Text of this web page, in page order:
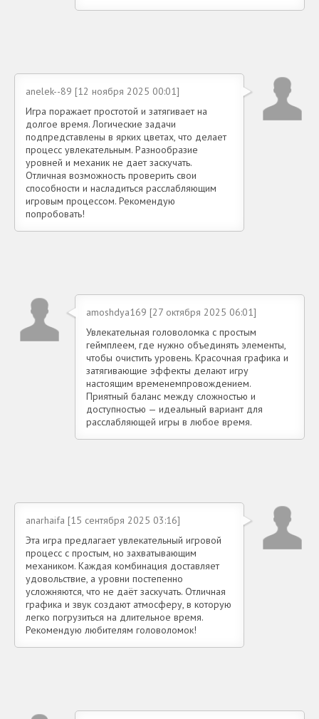
anelek--89 [12 ноября 2025 00:01]
Игра поражает простотой и затягивает на
долгое время. Логические задачи
подпредставлены в ярких цветах, что делает
процесс увлекательным. Разнообразие
уровней и механик не дает заскучать.
Отличная возможность проверить свои
способности и насладиться расслабляющим
игровым процессом. Рекомендую
попробовать!
amoshdya169 [27 октября 2025 06:01]
Увлекательная головоломка с простым
геймплеем, где нужно объединять элементы,
чтобы очистить уровень. Красочная графика и
затягивающие эффекты делают игру
настоящим временемпровождением.
Приятный баланс между сложностью и
доступностью — идеальный вариант для
расслабляющей игры в любое время.
anarhaifa [15 сентября 2025 03:16]
Эта игра предлагает увлекательный игровой
процесс с простым, но захватывающим
механиком. Каждая комбинация доставляет
удовольствие, а уровни постепенно
усложняются, что не даёт заскучать. Отличная
графика и звук создают атмосферу, в которую
легко погрузиться на длительное время.
Рекомендую любителям головоломок!